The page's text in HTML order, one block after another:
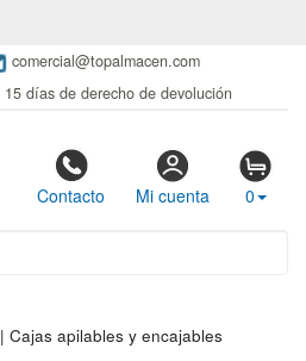
comercial@topalmacen.com
15 días de derecho de devolución
Contacto Mi cuenta 0
| Cajas apilables y encajables